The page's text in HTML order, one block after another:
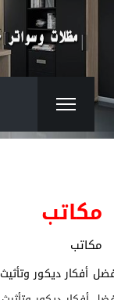
مكاتب
مكاتب
أفكار ديكور